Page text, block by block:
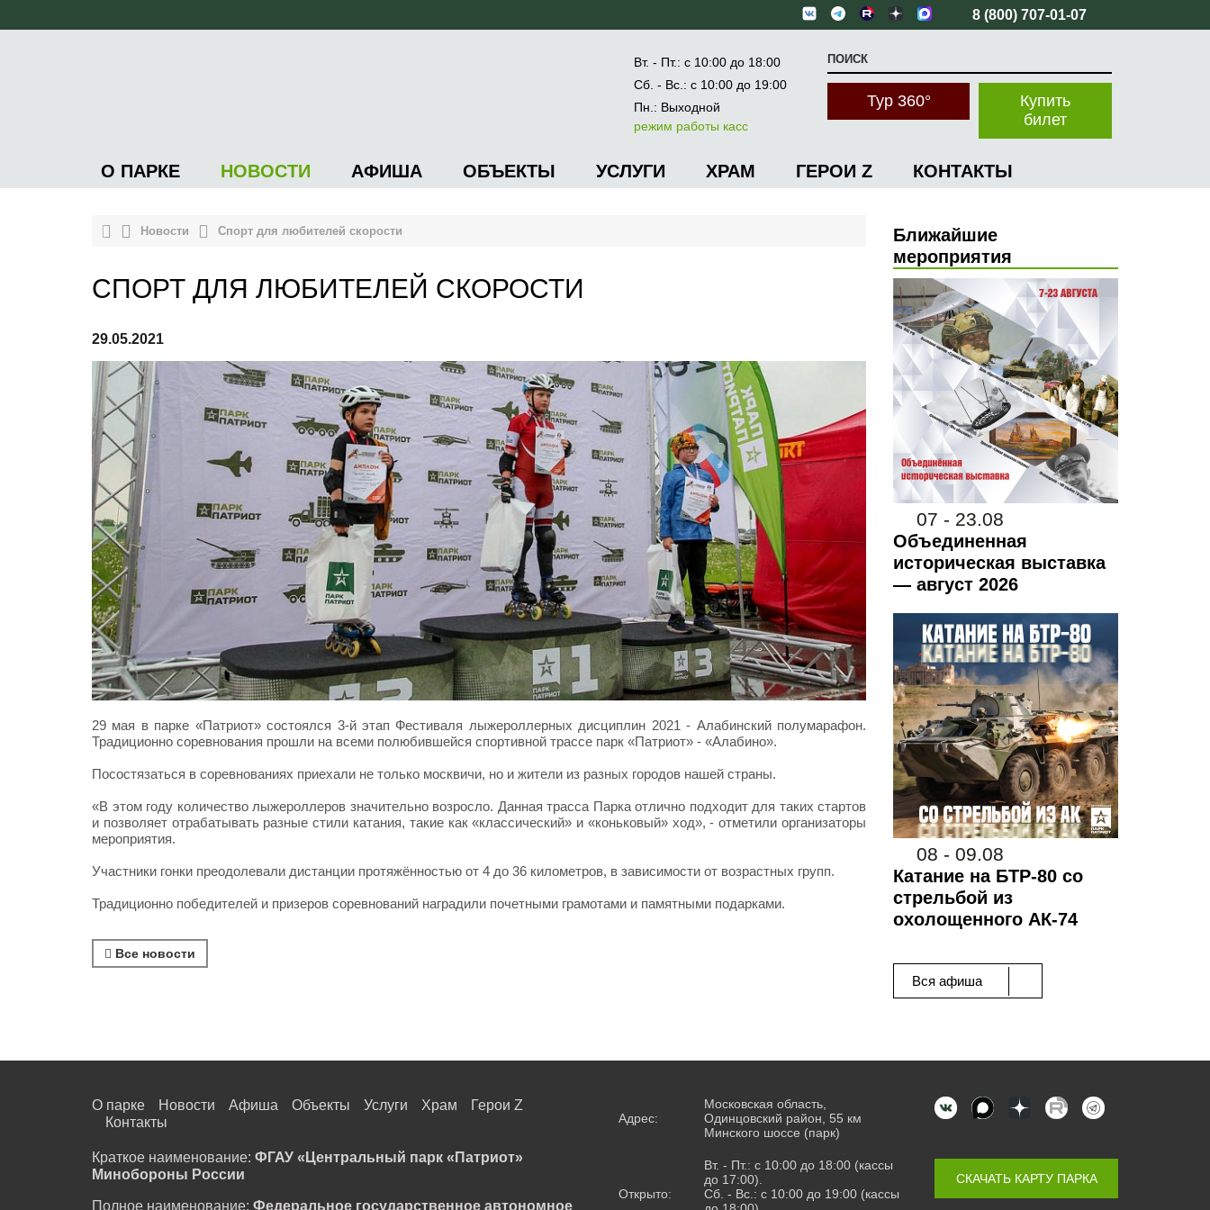
8 (800) 707-01-07
Вт. - Пт.: с 10:00 до 18:00
Сб. - Вс.: с 10:00 до 19:00
Пн.: Выходной
режим работы касс
Купить
билет
Тур 360°
О ПАРКЕ НОВОСТИ АФИША ОБЪЕКТЫ УСЛУГИ ХРАМ ГЕРОИ Z КОНТАКТЫ
Новости Спорт для любителей скорости
СПОРТ ДЛЯ ЛЮБИТЕЛЕЙ СКОРОСТИ
29.05.2021
29 мая в парке «Патриот» состоялся 3-й этап Фестиваля лыжероллерных дисциплин 2021 - Алабинский полумарафон.
Традиционно соревнования прошли на всеми полюбившейся спортивной трассе парк «Патриот» - «Алабино».
Посостязаться в соревнованиях приехали не только москвичи, но и жители из разных городов нашей страны.
«В этом году количество лыжероллеров значительно возросло. Данная трасса Парка отлично подходит для таких стартов
и позволяет отрабатывать разные стили катания, такие как «классический» и «коньковый» ход», - отметили организаторы
мероприятия.
Участники гонки преодолевали дистанции протяжённостью от 4 до 36 километров, в зависимости от возрастных групп.
Традиционно победителей и призеров соревнований наградили почетными грамотами и памятными подарками.
Все новости
Ближайшие
мероприятия
07 - 23.08
Объединенная
историческая выставка
— август 2026
08 - 09.08
Катание на БТР-80 со
стрельбой из
охолощенного АК-74
Вся афиша
О парке Новости Афиша Объекты Услуги Храм
Герои Z
Контакты
Краткое наименование: ФГАУ «Центральный парк «Патриот»
Минобороны России
Полное наименование: Федеральное государственное автономное
Адрес:
Московская область,
Одинцовский район, 55 км
Минского шоссе (парк)
Открыто:
Вт. - Пт.: с 10:00 до 18:00 (кассы
до 17:00).
Сб. - Вс.: с 10:00 до 19:00 (кассы
СКАЧАТЬ КАРТУ ПАРКА